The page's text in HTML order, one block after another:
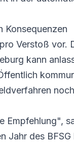
Konsequenzen
Verstoß
kann
Empfehlung",
Jahr des